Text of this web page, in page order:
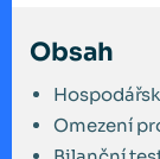
Obsah
Omezení